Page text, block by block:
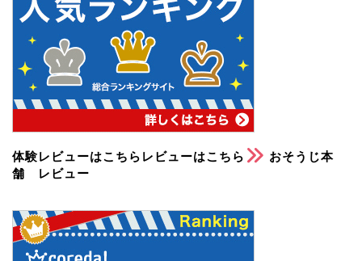
体験レビューはこちらレビューはこちら
おそうじ本
舗 レビュー